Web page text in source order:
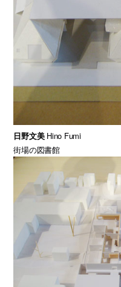
日野文美Hino Fumi
街場の図書館